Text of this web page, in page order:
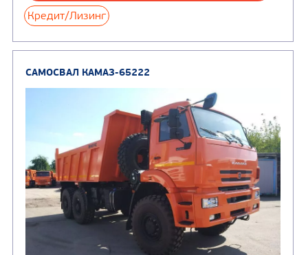
Цена по запросу
Производитель
Экологический класс